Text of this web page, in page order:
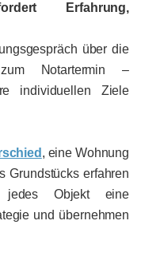
Erfahrung,
über die
Notartermin –
individuellen Ziele
, eine Wohnung
Grundstücks erfahren
Objekt eine
und übernehmen